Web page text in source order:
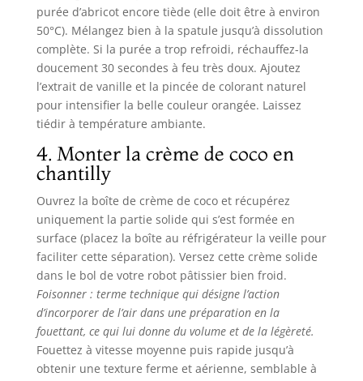
purée d’abricot encore tiède (elle doit être à environ
50°C). Mélangez bien à la spatule jusqu’à dissolution
complète. Si la purée a trop refroidi, réchauffez-la
doucement 30 secondes à feu très doux. Ajoutez
l’extrait de vanille et la pincée de colorant naturel
pour intensifier la belle couleur orangée. Laissez
tiédir à température ambiante.
4. Monter la crème de coco en
chantilly
Ouvrez la boîte de crème de coco et récupérez
uniquement la partie solide qui s’est formée en
surface (placez la boîte au réfrigérateur la veille pour
faciliter cette séparation). Versez cette crème solide
dans le bol de votre robot pâtissier bien froid.
Foisonner : terme technique qui désigne l’action
d’incorporer de l’air dans une préparation en la
fouettant, ce qui lui donne du volume et de la légèreté.
Fouettez à vitesse moyenne puis rapide jusqu’à
obtenir une texture ferme et aérienne, semblable à